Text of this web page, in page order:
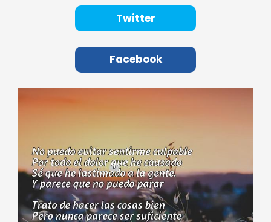
Twitter
Facebook